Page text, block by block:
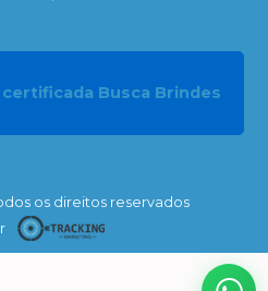
Busca Brindes
os direitos reservados